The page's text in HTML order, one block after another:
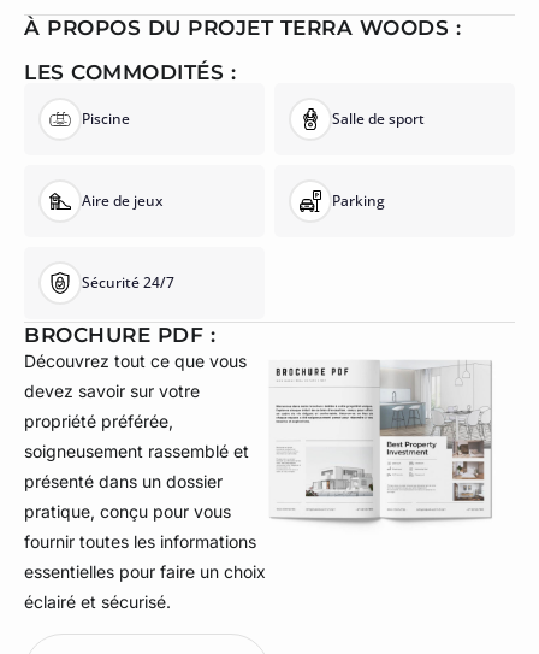
À PROPOS DU PROJET TERRA WOODS :
LES COMMODITÉS :
Piscine Salle de sport
Aire de jeux Parking
Sécurité 24/7
BROCHURE PDF :
Découvrez tout ce que vous
devez savoir sur votre
propriété préférée,
soigneusement rassemblé et
présenté dans un dossier
pratique, conçu pour vous
fournir toutes les informations
essentielles pour faire un choix
éclairé et sécurisé.